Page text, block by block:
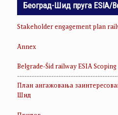
Београд-Шид пруга ESIA/
Stakeholder engagement plan
Annex
Belgrade-Šid railway ESIA
План ангажовања
Шид